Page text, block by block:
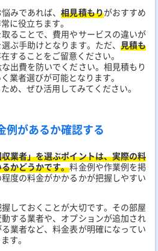
みであれば、相見積もりがおすすめ
に役立ちます。
ることで、費用やサービスの違いが
ぶ手助けとなります。ただ、 見積も
することをご留意ください。
出費を防いでください。相見積もり
業者選びが可能となります。
め、ぜひ活用してみてください。
例があるか確認する
業者」を選ぶポイントは、実際の料
かどうかです。料金例や作業例を掲
度の料金がかかるかが把握しやすい
しておくことが大切です。その部屋
する業者や、オプションが追加され
業者など、料金表が明確になってい
す。